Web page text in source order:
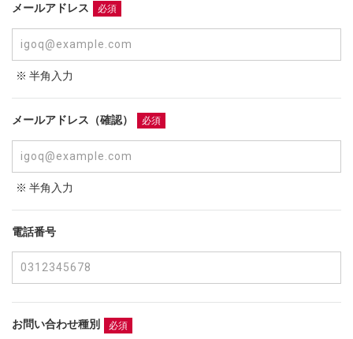
メールアドレス 必須
※ 半角入力
メールアドレス（確認） 必須
※ 半角入力
電話番号
お問い合わせ種別 必須